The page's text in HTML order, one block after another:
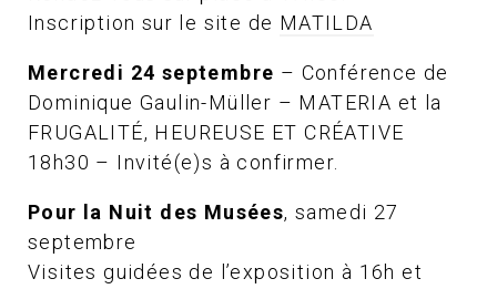
Inscription sur le site de MATILDA
Mercredi 24 septembre – Conférence de
Dominique Gaulin-Müller – MATERIA et la
FRUGALITÉ, HEUREUSE ET CRÉATIVE
18h30 – Invité(e)s à confirmer.
Pour la Nuit des Musées, samedi 27
septembre
Visites guidées de l’exposition à 16h et